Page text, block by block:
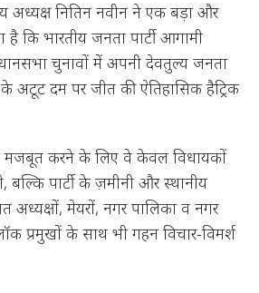
अध्यक्ष नितिन नवीन ने एक बड़ा और
कि भारतीय जनता पार्टी आगामी
चुनावों में अपनी देवतुल्य जनता
अटूट दम पर जीत की ऐतिहासिक हैट्रिक
मजबूत करने के लिए वे केवल विधायकों
बल्कि पार्टी के ज़मीनी और स्थानीय
मेयरों, नगर पालिका व नगर
प्रमुखों के साथ भी गहन विचार-विमर्श